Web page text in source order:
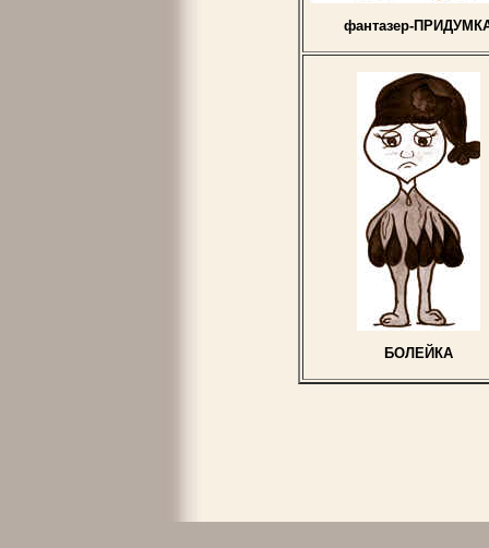
фантазер-
БОЛЕЙКА